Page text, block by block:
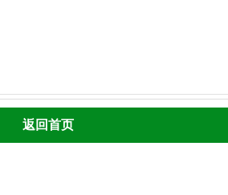
返回首页